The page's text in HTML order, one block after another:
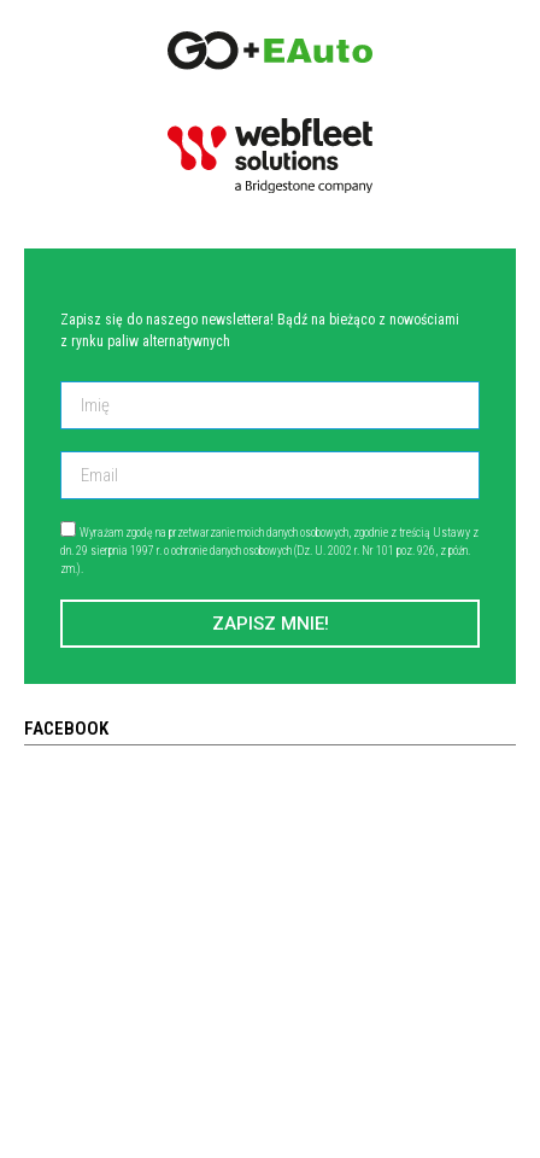
Zapisz się do naszego newslettera! Bądź na bieżąco z nowościami
z rynku paliw alternatywnych
Wyrażam zgodę na przetwarzanie moich danych osobowych, zgodnie z treścią Ustawy z
dn. 29 sierpnia 1997 r. o ochronie danych osobowych (Dz. U. 2002 r. Nr 101 poz. 926, z późn.
zm.).
ZAPISZ MNIE!
FACEBOOK